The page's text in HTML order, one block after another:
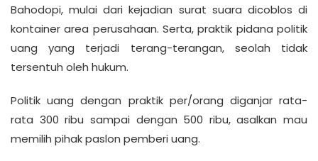
Bahodopi, mulai dari kejadian surat suara dicoblos di
kontainer area perusahaan. Serta, praktik pidana politik
uang yang terjadi terang-terangan, seolah tidak
tersentuh oleh hukum.
Politik uang dengan praktik per/orang diganjar rata-
rata 300 ribu sampai dengan 500 ribu, asalkan mau
memilih pihak paslon pemberi uang.